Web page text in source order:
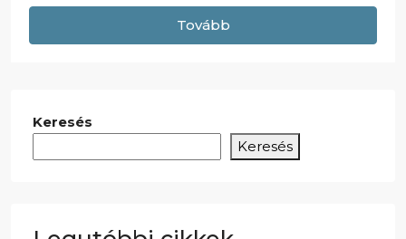
Tovább
Keresés
Keresés